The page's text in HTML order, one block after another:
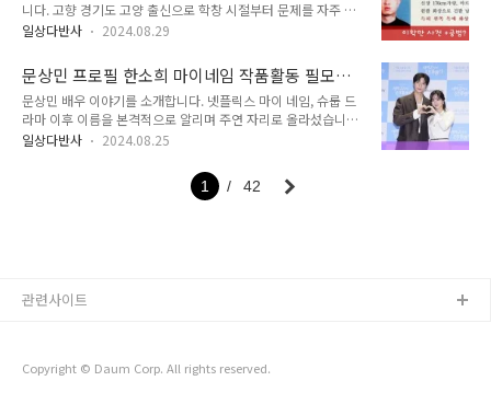
안게임에서 금메달을 따던 당시 서로 다른 방송사에서 경쟁하기
도 한 재밌는 부자 캐스터입니다. 스포츠 마니아로 1993년부터
랜서 캐스터로도 활동하고 있습니다. 방송에서 털어놓은 가족 이
야기와 알려지지 않은 비하..
니다. 고향 경기도 고양 출신으로 학창 시절부터 문제를 자주 일
으켜 이미 전과 10범이었다고 합니다. 당시 여자친구 이 모씨와
손주 두 사람만 있던 가정집에 침입했습니다. 사건 공범도 있었
다는데 관련 이야기 소개합니다. 꼬꼬무 140회 인질범의 흉터꼬
리에 꼬리를 무는 이야기, 꼬꼬무 139회 전두환의 심판의 날, 전
두환 3부작에 이어 이학만 이야기를 다룬 인질범의 흉터가 방영
됩니다. 경찰관을 살해한 이학만의 8월 1일부터 8월 8일까지의
스트에게 이야기를 풀어놓습니다. (전두환 이야기는 영화 서울
일상다반사 2024.08.29
문상민 프로필 한소희 마이네임 작품활동 필모그
래피 나이 키 학력 최근영상
문상민 배우 이야기를 소개합니다. 넷플릭스 마이 네임, 슈룹 드
라마 이후 이름을 본격적으로 알리며 주연 자리로 올라섰습니다.
큰 키 그리고 늘 장기자랑에 나서던 끼로 한림예고 모델 지망생
대되는 배우입니다. 어떤 배우인지 한 번 알아보겠습니다. 목차
문상민문상민 프로필문상민 학력배우 문상민 가족 이야기문상
하지만 그곳에서 뮤지컬 연기를 접하고 연기의 매력..
일상다반사 2024.08.25
1 42
Copyright © Daum Corp. All rights reserved.
관련사이트